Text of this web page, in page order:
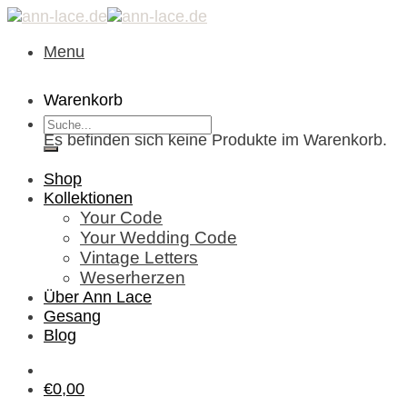
Skip
contentMenu
Warenkorb
Es befinden sich keine Produkte im Warenkorb.
Suche
nach:
Shop
Kollektionen
Your Code
Your Wedding Code
Vintage Letters
Weserherzen
Über Ann Lace
Gesang
Blog
€0,00